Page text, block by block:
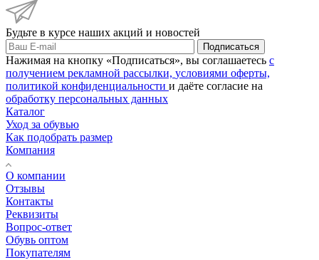
Будьте в курсе наших акций и новостей
Подписаться
Нажимая на кнопку «Подписаться», вы соглашаетесь с
получением рекламной рассылки, условиями оферты,
политикой конфиденциальности и даёте согласие на
обработку персональных данных
Каталог
Уход за обувью
Как подобрать размер
Компания
О компании
Отзывы
Контакты
Реквизиты
Вопрос-ответ
Обувь оптом
Покупателям